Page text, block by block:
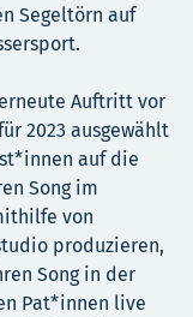
Segeltörn auf
Auftritt vor
2023 ausgewählt
auf die
Song im
von
produzieren,
Song in der
Pat*innen live